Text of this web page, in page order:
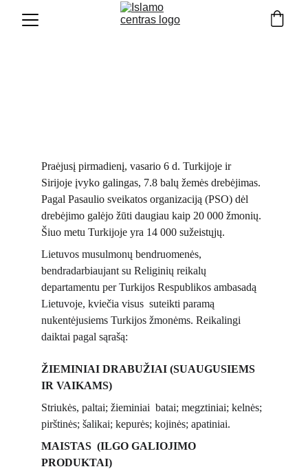
Praėjusį pirmadienį, vasario 6 d. Turkijoje ir
Sirijoje įvyko galingas, 7.8 balų žemės drebėjimas.
Pagal Pasaulio sveikatos organizaciją (PSO) dėl
drebėjimo galėjo žūti daugiau kaip 20 000 žmonių.
Šiuo metu Turkijoje yra 14 000 sužeistųjų.
Lietuvos musulmonų bendruomenės,
bendradarbiaujant su Religinių reikalų
departamentu per Turkijos Respublikos ambasadą
Lietuvoje, kviečia visus  suteikti paramą
nukentėjusiems Turkijos žmonėms. Reikalingi
daiktai pagal sąrašą:
ŽIEMINIAI DRABUŽIAI (SUAUGUSIEMS
IR VAIKAMS)
Striukės, paltai; žieminiai  batai; megztiniai; kelnės;
pirštinės; šalikai; kepurės; kojinės; apatiniai.
MAISTAS  (ILGO GALIOJIMO
PRODUKTAI)